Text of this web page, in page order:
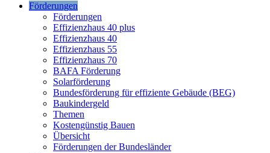
Förderungen
Förderungen
Effizienzhaus 40 plus
Effizienzhaus 40
Effizienzhaus 55
Effizienzhaus 70
BAFA Förderung
Solarförderung
Bundesförderung für effiziente Gebäude (BEG)
Baukindergeld
Themen
Kostengünstig Bauen
Übersicht
Förderungen der Bundesländer